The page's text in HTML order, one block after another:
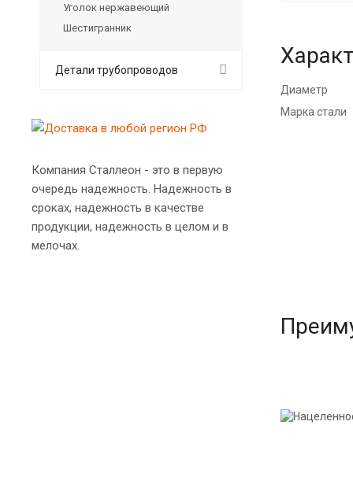
Диаметр
Марка стали
Уголок нержавеющий
Шестигранник
Детали трубопроводов
Компания Сталлеон - это в первую
очередь надежность. Надежность в
сроках, надежность в качестве
продукции, надежность в целом и в
мелочах.